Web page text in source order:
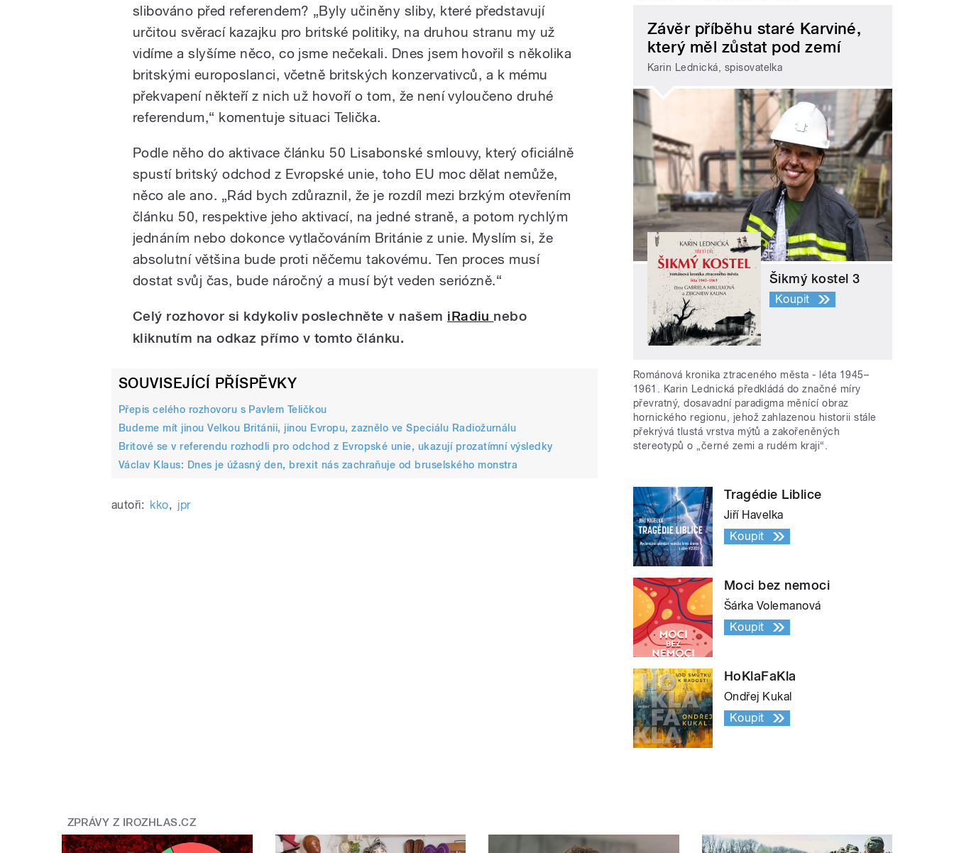
slibováno před referendem? „Byly učiněny sliby, které představují
určitou svěrací kazajku pro britské politiky, na druhou stranu my už
vidíme a slyšíme něco, co jsme nečekali. Dnes jsem hovořil s několika
britskými europoslanci, včetně britských konzervativců, a k mému
překvapení někteří z nich už hovoří o tom, že není vyloučeno druhé
referendum,“ komentuje situaci Telička.
Podle něho do aktivace článku 50 Lisabonské smlouvy, který oficiálně
spustí britský odchod z Evropské unie, toho EU moc dělat nemůže,
něco ale ano. „Rád bych zdůraznil, že je rozdíl mezi brzkým otevřením
článku 50, respektive jeho aktivací, na jedné straně, a potom rychlým
jednáním nebo dokonce vytlačováním Británie z unie. Myslím si, že
absolutní většina bude proti něčemu takovému. Ten proces musí
dostat svůj čas, bude náročný a musí být veden seriózně.“
Celý rozhovor si kdykoliv poslechněte v našem iRadiu nebo
kliknutím na odkaz přímo v tomto článku.
SOUVISEJÍCÍ PŘÍSPĚVKY
Přepis celého rozhovoru s Pavlem Teličkou
Budeme mít jinou Velkou Británii, jinou Evropu, zaznělo ve Speciálu Radiožurnálu
Britové se v referendu rozhodli pro odchod z Evropské unie, ukazují prozatímní výsledky
Václav Klaus: Dnes je úžasný den, brexit nás zachraňuje od bruselského monstra
autoři: kko, jpr
Závěr příběhu staré Karviné,
který měl zůstat pod zemí
Karin Lednická, spisovatelka
Šikmý kostel 3
Koupit
Románová kronika ztraceného města - léta 1945–
1961. Karin Lednická předkládá do značné míry
převratný, dosavadní paradigma měnící obraz
hornického regionu, jehož zahlazenou historii stále
překrývá tlustá vrstva mýtů a zakořeněných
stereotypů o „černé zemi a rudém kraji“.
Tragédie Liblice
Jiří Havelka
Koupit
Moci bez nemoci
Šárka Volemanová
Koupit
HoKlaFaKla
Ondřej Kukal
Koupit
ZPRÁVY Z IROZHLAS.CZ